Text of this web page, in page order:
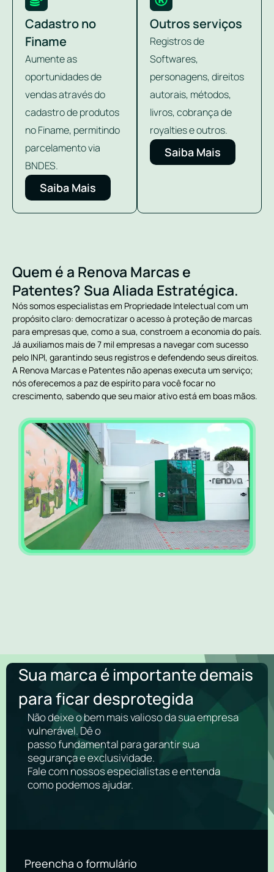
Cadastro no
Finame
Aumente as
oportunidades de
vendas através do
cadastro de produtos
no Finame, permitindo
parcelamento via
BNDES.
Saiba Mais
Outros serviços
Registros de
Softwares,
personagens, direitos
autorais, métodos,
livros, cobrança de
royalties e outros.
Saiba Mais
Quem é a Renova Marcas e
Patentes? Sua Aliada Estratégica.
Nós somos especialistas em Propriedade Intelectual com um
propósito claro: democratizar o acesso à proteção de marcas
para empresas que, como a sua, constroem a economia do país.
Já auxiliamos mais de 7 mil empresas a navegar com sucesso
pelo INPI, garantindo seus registros e defendendo seus direitos.
A Renova Marcas e Patentes não apenas executa um serviço;
nós oferecemos a paz de espírito para você focar no
crescimento, sabendo que seu maior ativo está em boas mãos.
Sua marca é importante demais
para ficar desprotegida
Não deixe o bem mais valioso da sua empresa
vulnerável. Dê o
passo fundamental para garantir sua
segurança e exclusividade.
Fale com nossos especialistas e entenda
como podemos ajudar.
Preencha o formulário